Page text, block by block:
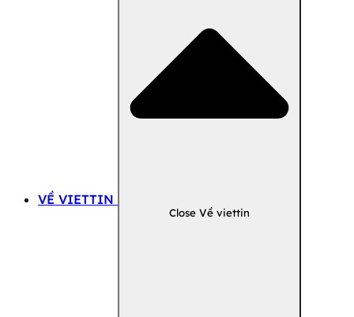
VỀ VIETTIN
Close Về viettin